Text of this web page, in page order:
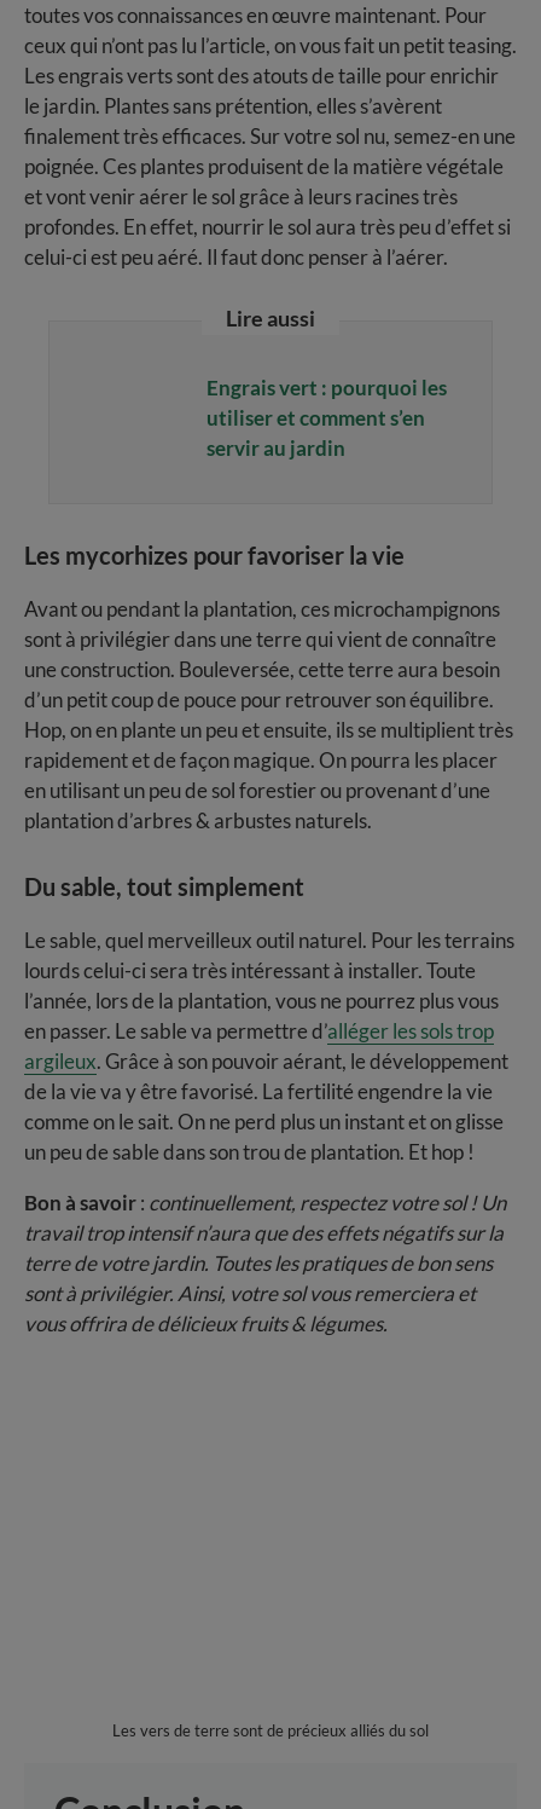
toutes vos connaissances en œuvre maintenant. Pour
ceux qui n’ont pas lu l’article, on vous fait un petit teasing.
Les engrais verts sont des atouts de taille pour enrichir
le jardin. Plantes sans prétention, elles s’avèrent
finalement très efficaces. Sur votre sol nu, semez-en une
poignée. Ces plantes produisent de la matière végétale
et vont venir aérer le sol grâce à leurs racines très
profondes. En effet, nourrir le sol aura très peu d’effet si
celui-ci est peu aéré. Il faut donc penser à l’aérer.
Lire aussi
Engrais vert : pourquoi les
utiliser et comment s’en
servir au jardin
Les mycorhizes pour favoriser la vie
Avant ou pendant la plantation, ces microchampignons
sont à privilégier dans une terre qui vient de connaître
une construction. Bouleversée, cette terre aura besoin
d’un petit coup de pouce pour retrouver son équilibre.
Hop, on en plante un peu et ensuite, ils se multiplient très
rapidement et de façon magique. On pourra les placer
en utilisant un peu de sol forestier ou provenant d’une
plantation d’arbres & arbustes naturels.
Du sable, tout simplement
Le sable, quel merveilleux outil naturel. Pour les terrains
lourds celui-ci sera très intéressant à installer. Toute
l’année, lors de la plantation, vous ne pourrez plus vous
en passer. Le sable va permettre d’alléger les sols trop
argileux. Grâce à son pouvoir aérant, le développement
de la vie va y être favorisé. La fertilité engendre la vie
comme on le sait. On ne perd plus un instant et on glisse
un peu de sable dans son trou de plantation. Et hop !
Bon à savoir: continuellement, respectez votre sol ! Un
travail trop intensif n’aura que des effets négatifs sur la
terre de votre jardin. Toutes les pratiques de bon sens
sont à privilégier. Ainsi, votre sol vous remerciera et
vous offrira de délicieux fruits & légumes.
Les vers de terre sont de précieux alliés du sol